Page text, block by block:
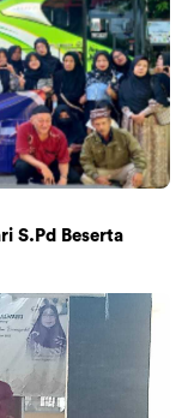
S.Pd Beserta